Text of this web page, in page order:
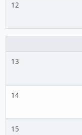
12
13
14
15